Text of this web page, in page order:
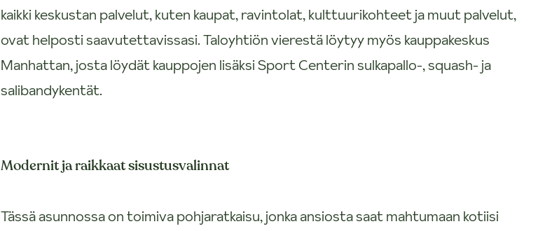
kaikki keskustan palvelut, kuten kaupat, ravintolat, kulttuurikohteet ja muut palvelut,
ovat helposti saavutettavissasi. Taloyhtiön vierestä löytyy myös kauppakeskus
Manhattan, josta löydät kauppojen lisäksi Sport Centerin sulkapallo-, squash- ja
salibandykentät.
Modernit ja raikkaat sisustusvalinnat
Tässä asunnossa on toimiva pohjaratkaisu, jonka ansiosta saat mahtumaan kotiisi